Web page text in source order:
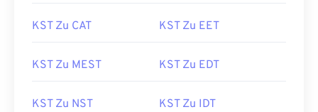
KST Zu CAT KST Zu EET
KST Zu MEST KST Zu EDT
KST Zu NST KST Zu IDT